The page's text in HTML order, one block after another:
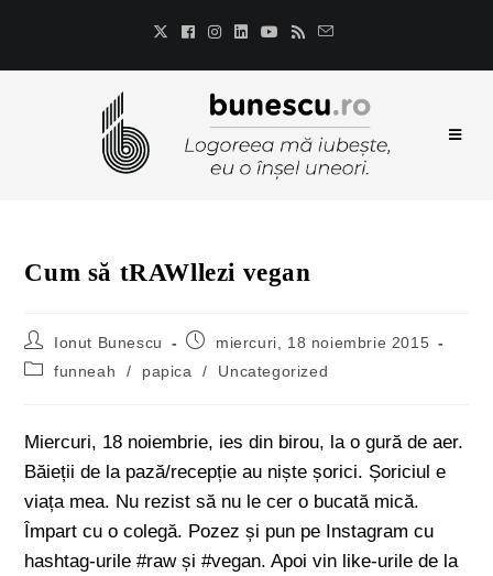
Cum să tRAWllezi vegan
Ionut Bunescu
miercuri, 18 noiembrie 2015
funneah
/ papica / Uncategorized
Miercuri, 18 noiembrie, ies din birou, la o gură de aer.
Băieții de la pază/recepție au niște șorici. Șoriciul e
viața mea. Nu rezist să nu le cer o bucată mică.
Împart cu o colegă. Pozez și pun pe Instagram cu
hashtag-urile #raw și #vegan. Apoi vin like-urile de la